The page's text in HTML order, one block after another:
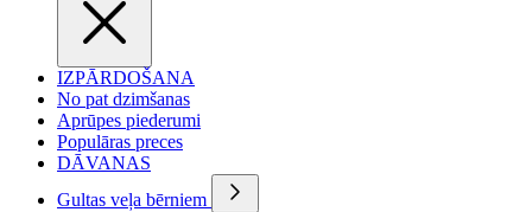
IZPĀRDOŠANA
No pat dzimšanas
Aprūpes piederumi
Populāras preces
DĀVANAS
Gultas veļa bērniem